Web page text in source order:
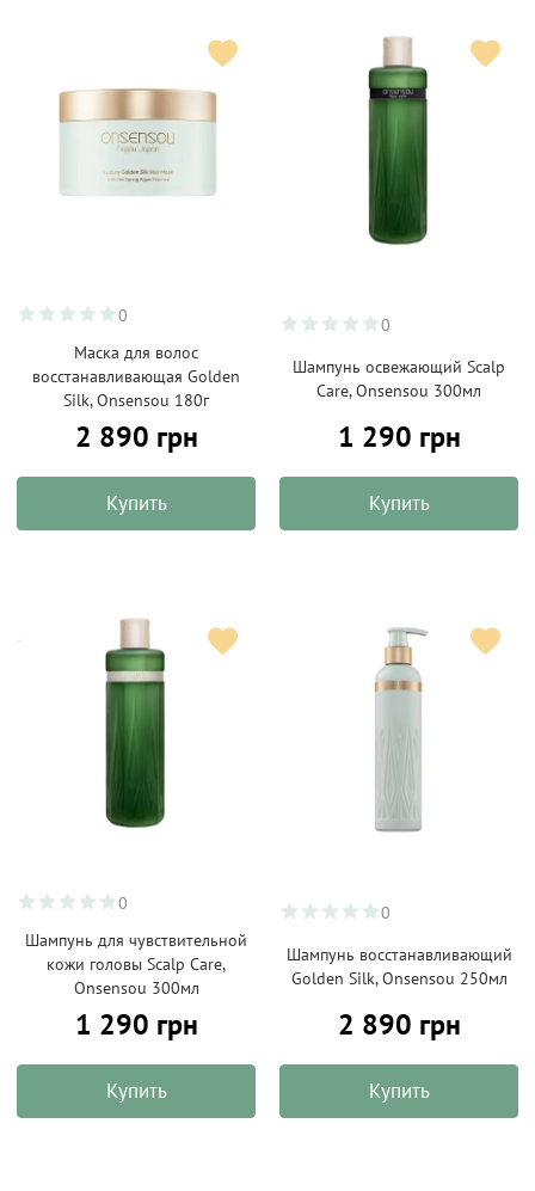
0
Маска для волос
восстанавливающая Golden
Silk, Onsensou 180г
2 890 грн
Купить
0
Шампунь освежающий Scalp
Care, Onsensou 300мл
1 290 грн
Купить
0
Шампунь для чувствительной
кожи головы Scalp Care,
Onsensou 300мл
1 290 грн
Купить
0
Шампунь восстанавливающий
Golden Silk, Onsensou 250мл
2 890 грн
Купить